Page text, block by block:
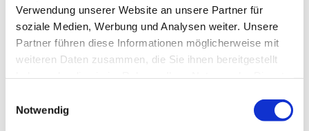
Verwendung unserer Website an unsere Partner für
soziale Medien, Werbung und Analysen weiter. Unsere
Partner führen diese Informationen möglicherweise mit
weiteren Daten zusammen, die Sie ihnen bereitgestellt
Notwendig
Dies könnte Sie auch
interessieren